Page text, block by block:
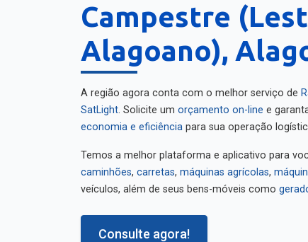
Campestre
Alagoano),
A região agora conta com o melhor serviço de
SatLight. Solicite um orçamento on-line e
economia e eficiência para sua operação
Temos a melhor plataforma e aplicativo para
caminhões, carretas, máquinas agrícolas,
veículos, além de seus bens-móveis como
Consulte agora!